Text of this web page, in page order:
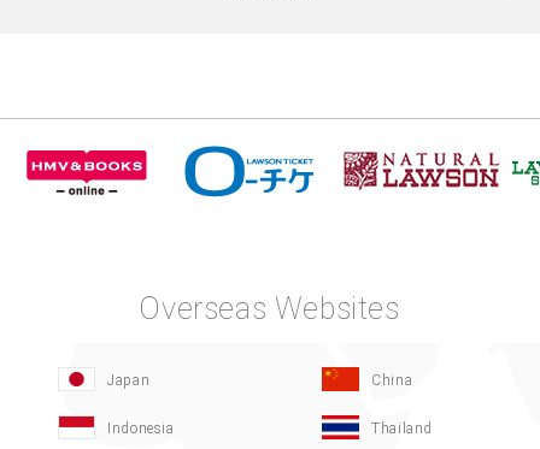
Overseas Websites
Japan China
Indonesia Thailand